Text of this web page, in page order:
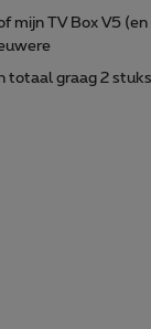
mijn TV Box V5
totaal graag 2